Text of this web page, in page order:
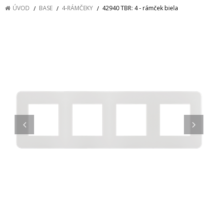
ÚVOD BASE 4-RÁMČEKY 42940 TBR: 4 - rámček biela